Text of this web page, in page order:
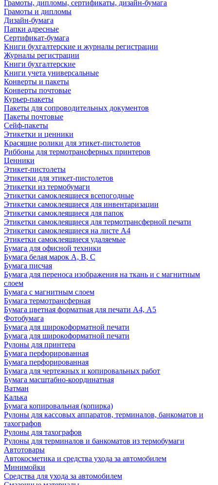
Грамоты, дипломы, сертификаты, дизайн-бумага
Грамоты и дипломы
Дизайн-бумага
Папки адресные
Сертификат-бумага
Книги бухгалтерские и журналы регистрации
Журналы регистрации
Книги бухгалтерские
Книги учета универсальные
Конверты и пакеты
Конверты почтовые
Курьер-пакеты
Пакеты для сопроводительных документов
Пакеты почтовые
Сейф-пакеты
Этикетки и ценники
Красящие ролики для этикет-пистолетов
Риббоны для термотрансферных принтеров
Ценники
Этикет-пистолеты
Этикетки для этикет-пистолетов
Этикетки из термобумаги
Этикетки самоклеящиеся всепогодные
Этикетки самоклеящиеся для инвентаризации
Этикетки самоклеящиеся для папок
Этикетки самоклеящиеся для термотрансферной печати
Этикетки самоклеящиеся на листе А4
Этикетки самоклеящиеся удаляемые
Бумага для офисной техники
Бумага белая марок А, В, С
Бумага писчая
Бумага для переноса изображения на ткань и с магнитным
слоем
Бумага с магнитным слоем
Бумага термотрансферная
Бумага цветная форматная для печати А4, А5
Фотобумага
Бумага для широкоформатной печати
Бумага для широкоформатной печати
Рулоны для принтера
Бумага перфорированная
Бумага перфорированная
Бумага для чертежных и копировальных работ
Бумага масштабно-координатная
Ватман
Калька
Бумага копировальная (копирка)
Рулоны для кассовых аппаратов, терминалов, банкоматов и
тахографов
Рулоны для тахографов
Рулоны для терминалов и банкоматов из термобумаги
Автотовары
Автокосметика и средства ухода за автомобилем
Минимойки
Средства для ухода за автомобилем